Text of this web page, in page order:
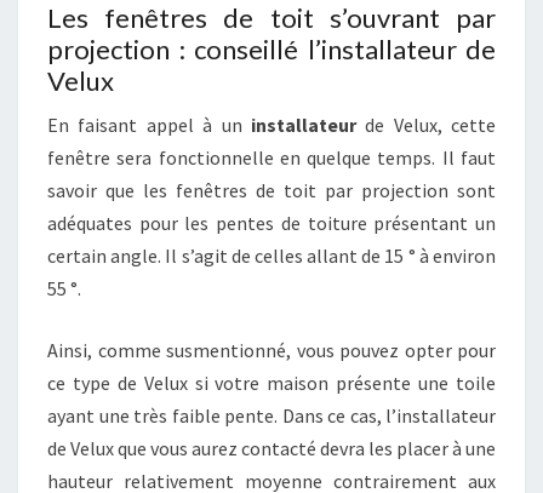
Les fenêtres de toit s’ouvrant par
projection : conseillé l’installateur de
Velux
En faisant appel à un installateurde Velux, cette
fenêtre sera fonctionnelle en quelque temps. Il faut
savoir que les fenêtres de toit par projection sont
adéquates pour les pentes de toiture présentant un
certain angle. Il s’agit de celles allant de 15 ° à environ
55 °.
Ainsi, comme susmentionné, vous pouvez opter pour
ce type de Velux si votre maison présente une toile
ayant une très faible pente. Dans ce cas, l’installateur
de Velux que vous aurez contacté devra les placer à une
hauteur relativement moyenne contrairement aux